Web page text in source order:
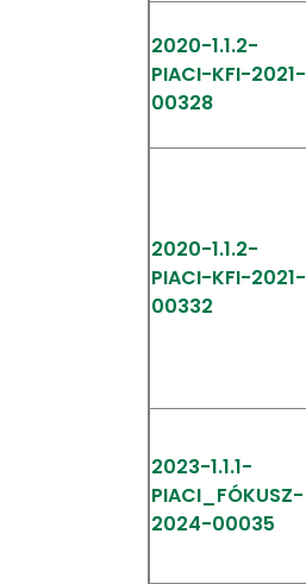
2020-1.1.2-
PIACI-KFI-2021-
00328
2020-1.1.2-
PIACI-KFI-2021-
00332
2023-1.1.1-
PIACI_FÓKUSZ-
2024-00035